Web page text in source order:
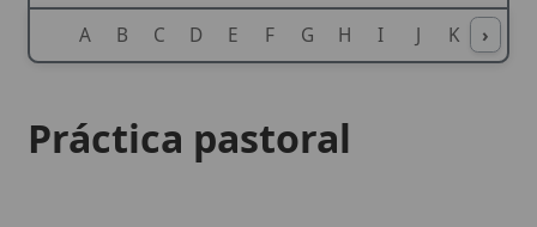
A B C D E F G H I J K L M
›